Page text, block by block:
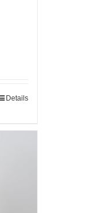
Details